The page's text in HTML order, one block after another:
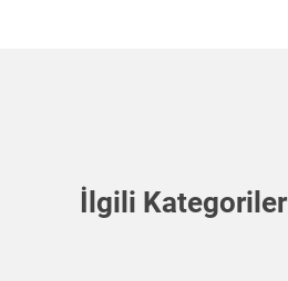
İlgili Kategoriler